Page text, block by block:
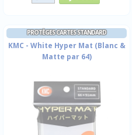
PROTÈGES CARTES STANDARD
KMC - White Hyper Mat (Blanc &
Matte par 64)